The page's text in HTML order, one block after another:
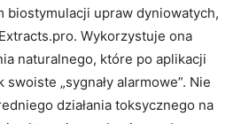
biostymulacji upraw dyniowatych,
Wykorzystuje ona
naturalnego, które po aplikacji
swoiste „sygnały alarmowe”. Nie
działania toksycznego na